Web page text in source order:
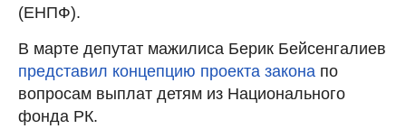
(ЕНПФ).
В марте депутат мажилиса Берик Бейсенгалиев
представил концепцию проекта закона по
вопросам выплат детям из Национального
фонда РК.